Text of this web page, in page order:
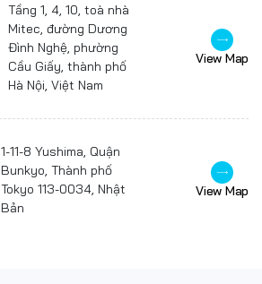
Tầng 1, 4, 10, toà nhà
Mitec, đường Dương
Đình Nghệ, phường
Cầu Giấy, thành phố
Hà Nội, Việt Nam
View Map
1-11-8 Yushima, Quận
Bunkyo, Thành phố
Tokyo 113-0034, Nhật
Bản
View Map